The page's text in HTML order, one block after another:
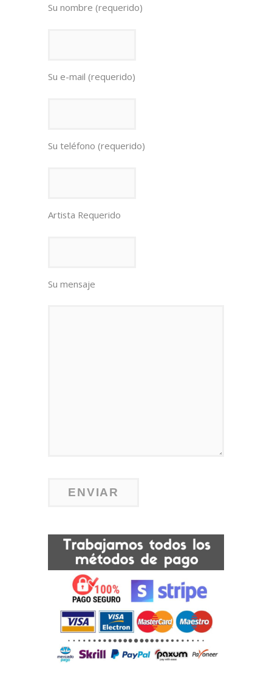
Su nombre (requerido)
Su e-mail (requerido)
Su teléfono (requerido)
Artista Requerido
Su mensaje